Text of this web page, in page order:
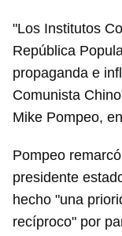
"Los Institutos
República
propaganda e
Comunista
Mike Pompeo,
Pompeo
presidente
hecho "una
recíproco" por